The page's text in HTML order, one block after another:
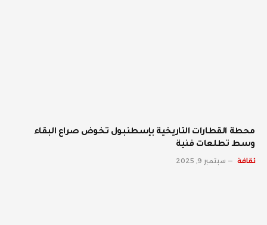
محطة القطارات التاريخية بإسطنبول تخوض صراع البقاء
وسط تطلعات فنية
ثقافة سبتمبر 9, 2025